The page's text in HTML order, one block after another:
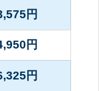
円
円
円